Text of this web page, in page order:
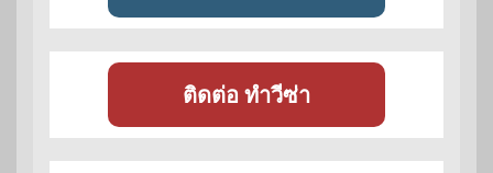
ติดต่อ ทำวีซ่า